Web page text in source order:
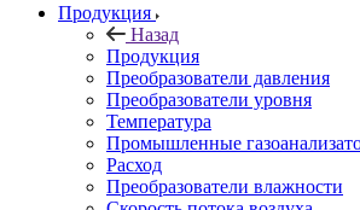
Продукция
Назад
Продукция
Преобразователи давления
Преобразователи уровня
Температура
Промышленные
Расход
Преобразователи влажности